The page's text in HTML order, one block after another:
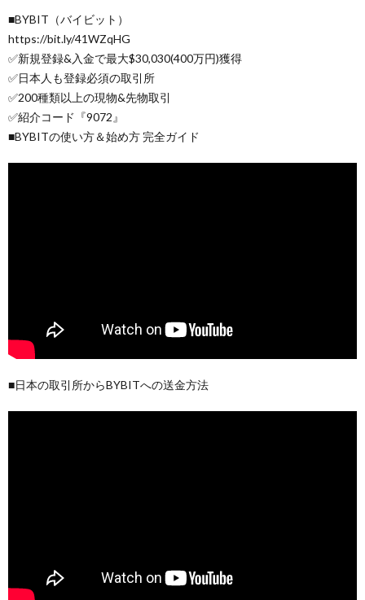
■BYBIT（バイビット）
https://bit.ly/41WZqHG
✅新規登録&入金で最大$30,030(400万円)獲得
✅日本人も登録必須の取引所
✅200種類以上の現物&先物取引
✅紹介コード『9072』
■BYBITの使い方＆始め方 完全ガイド
■日本の取引所からBYBITへの送金方法